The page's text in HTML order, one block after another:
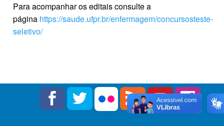
Para acompanhar os editais consulte a
página https://saude.ufpr.br/enfermagem/concursosteste-
seletivo/